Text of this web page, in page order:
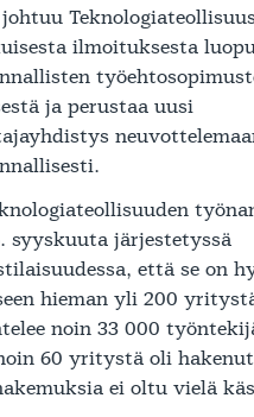
ilmoituksesta
ja perustaa uusi
syyskuuta järjestetyssä
että se on
hieman yli 200
noin 33 000
60 yritystä oli
ei oltu vielä